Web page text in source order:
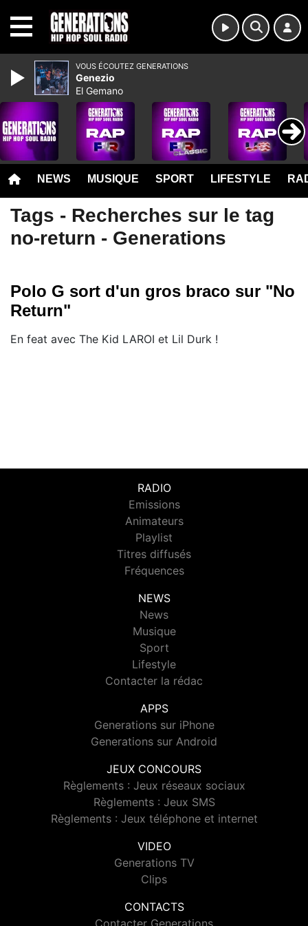
NEWS MUSIQUE SPORT LIFESTYLE
Tags - Recherches sur le tag
no-return - Generations
Polo G sort d'un gros braco sur "No
Return"
En feat avec The Kid LAROI et Lil Durk !
RADIO
Emissions
Animateurs
Playlist
Titres diffusés
Fréquences
NEWS
News
Musique
Sport
Lifestyle
Contacter la rédac
APPS
Generations sur iPhone
Generations sur Android
JEUX CONCOURS
Règlements : Jeux réseaux sociaux
Règlements : Jeux SMS
Règlements : Jeux téléphone et internet
VIDEO
Generations TV
Clips
CONTACTS
VOUS ÉCOUTEZ GENERATIONS
Genezio
El Gemano